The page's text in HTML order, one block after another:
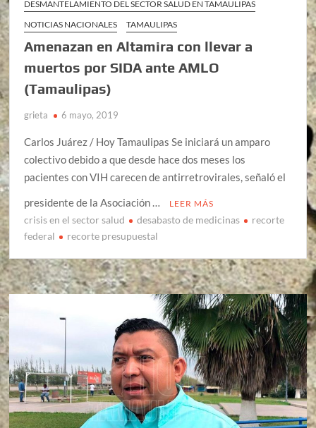
DESMANTELAMIENTO DEL SECTOR SALUD EN TAMAULIPAS
NOTICIAS NACIONALES
TAMAULIPAS
Amenazan en Altamira con llevar a
muertos por SIDA ante AMLO
(Tamaulipas)
grieta 6 mayo, 2019
Carlos Juárez / Hoy Tamaulipas Se iniciará un amparo
colectivo debido a que desde hace dos meses los
pacientes con VIH carecen de antirretrovirales, señaló el
presidente de la Asociación …
LEER MÁS
crisis en el sector salud desabasto de medicinas
recorte
federal
recorte presupuestal